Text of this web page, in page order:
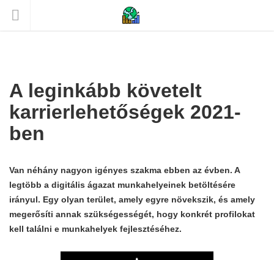
A leginkább követelt
karrierlehetőségek 2021-
ben
Van néhány nagyon igényes szakma ebben az évben. A
legtöbb a digitális ágazat munkahelyeinek betöltésére
irányul. Egy olyan terület, amely egyre növekszik, és amely
megerősíti annak szükségességét, hogy konkrét profilokat
kell találni e munkahelyek fejlesztéséhez.